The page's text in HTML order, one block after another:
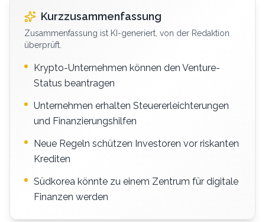
Kurzzusammenfassung
Zusammenfassung ist KI-generiert, von der Redaktion
überprüft.
Krypto-Unternehmen können den Venture-
Status beantragen
Unternehmen erhalten Steuererleichterungen
und Finanzierungshilfen
Neue Regeln schützen Investoren vor riskanten
Krediten
Südkorea könnte zu einem Zentrum für digitale
Finanzen werden